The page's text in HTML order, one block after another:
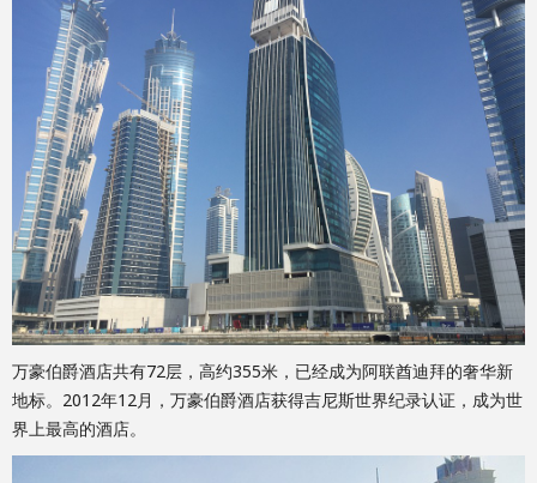
万豪伯爵酒店共有72层，高约355米，已经成为阿联酋迪拜的奢华新
地标。2012年12月，万豪伯爵酒店获得吉尼斯世界纪录认证，成为世
界上最高的酒店。